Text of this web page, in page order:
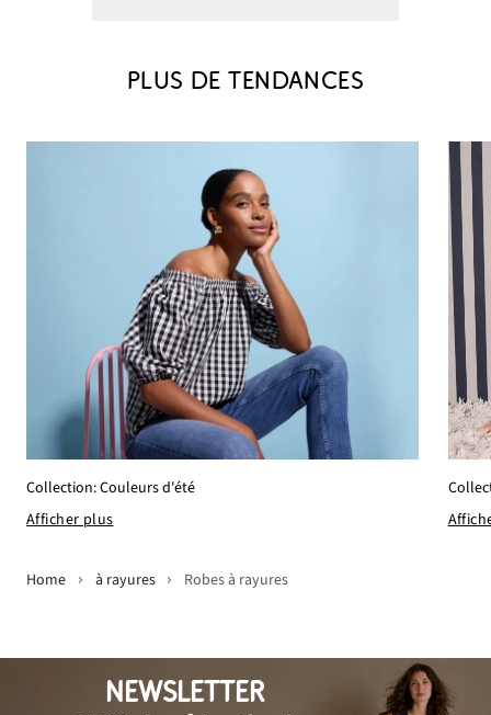
PLUS DE TENDANCES
Collection: Couleurs d'été
Afficher plus
Home à rayures Robes à rayures
NEWSLETTER